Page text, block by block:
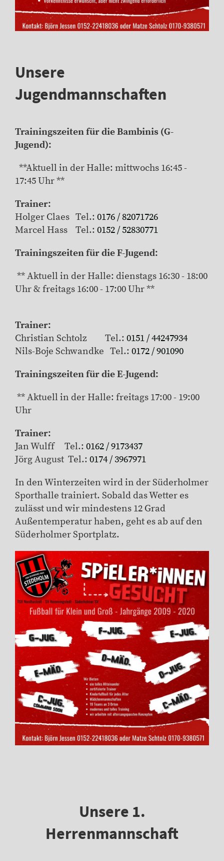
Unsere
Jugendmannschaften
Trainingszeiten für die Bambinis (G-
Jugend):
**Aktuell in der Halle: mittwochs 16:45 -
17:45 Uhr **
Trainer:
Holger Claes Tel.: 0176 / 82071726
Marcel Hass Tel.: 0152 / 52830771
Trainingszeiten für die F-Jugend:
** Aktuell in der Halle: dienstags 16:30 - 18:00
Uhr & freitags 16:00 - 17:00 Uhr **
Trainer:
Christian Schtolz Tel.: 0151 / 44247934
Nils-Boje Schwandke Tel.: 0172 / 901090
Trainingszeiten für die E-Jugend:
** Aktuell in der Halle: freitags 17:00 - 19:00
Uhr
Trainer:
Jan Wulff Tel.: 0162 / 9173437
Jörg August Tel.: 0174 / 3967971
In den Winterzeiten wird in der Süderholmer
Sporthalle trainiert. Sobald das Wetter es
zulässt und wir mindestens 12 Grad
Außentemperatur haben, geht es ab auf den
Süderholmer Sportplatz.
Unsere 1.
Herrenmannschaft